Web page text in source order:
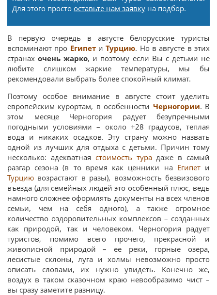
Для этого просто оставьте нам заявку на подбор.
В первую очередь в августе белорусские туристы
вспоминают про ЕгипетиТурцию. Но в августе в этих
странах очень жарко, и поэтому если Вы с детьми не
любите слишком жаркие температуры, мы бы
рекомендовали выбрать более спокойный климат.
Поэтому особое внимание в августе стоит уделить
европейским курортам, в особенности Черногории. В
этом месяце Черногория радует безупречными
погодными условиями – около +28 градусов, теплая
вода и никаких осадков. Эту страну можно назвать
одной из лучших для отдыха с детьми. Причин тому
несколько: адекватная стоимость турадаже в самый
разгар сезона (в то время как ценники на Египети
Турцию возрастают в разы), возможность безвизового
въезда (для семейных людей это особенный плюс, ведь
намного сложнее оформлять документы на всех членов
семьи, чем на себя одного), а также огромное
количество оздоровительных комплексов – созданных
как природой, так и человеком. Черногория радует
туристов, помимо всего прочего, прекрасной и
живописной природой – ее реки, горные озера,
лесистые склоны, луга и холмы невозможно просто
описать словами, их нужно увидеть. Конечно же,
воздух в таком сказочном краю невообразимо чист –
вы сразу заметите разницу.